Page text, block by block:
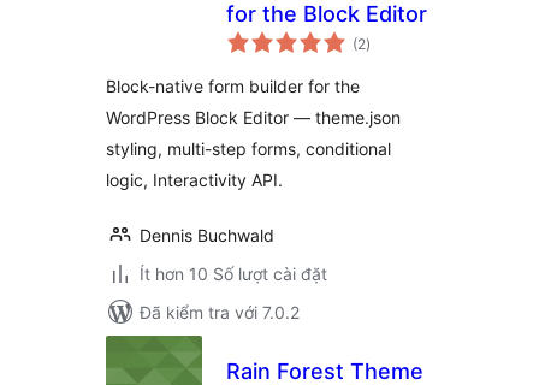
for the Block Editor
(2tổng
đánh
)
Block-native form builder for the
WordPress Block Editor — theme.json
styling, multi-step forms, conditional
logic, Interactivity API.
Dennis Buchwald
Ít hơn 10 Số lượt cài đặt
Đã kiểm tra với 7.0.2
Rain Forest Theme